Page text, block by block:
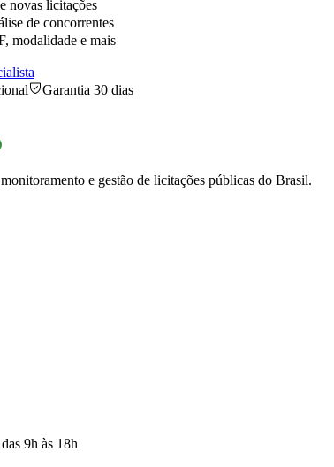
novas licitações
de concorrentes
modalidade e mais
Garantia 30 dias
e gestão de licitações públicas do Brasil.
9h às 18h